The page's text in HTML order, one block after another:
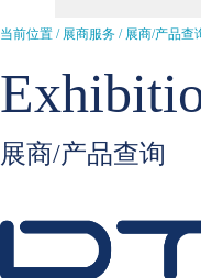
当前位置 / 展商服务 / 展商/产品查
展商/产品查询